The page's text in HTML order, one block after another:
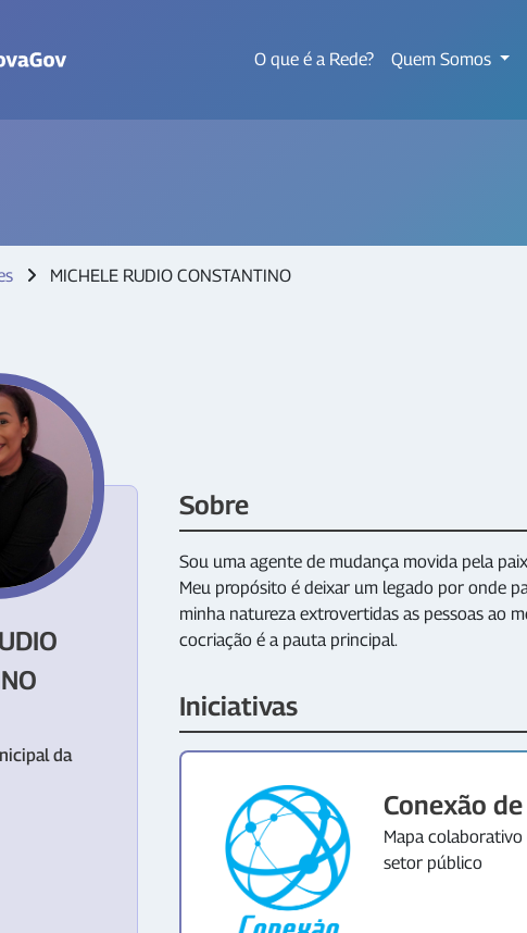
O que é a Rede? Quem Somos
MICHELE RUDIO CONSTANTINO
da
Sobre
Sou uma agente de mudança movida pela
Meu propósito é deixar um legado por onde
minha natureza extrovertidas as pessoas ao
cocriação é a pauta principal.
Iniciativas
Conexão
Mapa colaborativo
setor público